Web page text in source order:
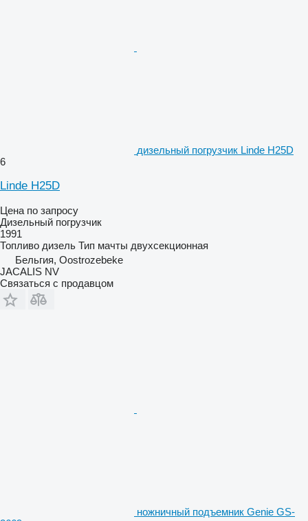
дизельный погрузчик Linde H25D
6
Linde H25D
Цена по запросу
Дизельный погрузчик
1991
Топливо дизель Тип мачты двухсекционная
Бельгия, Oostrozebeke
JACALIS NV
Связаться с продавцом
ножничный подъемник Genie GS-